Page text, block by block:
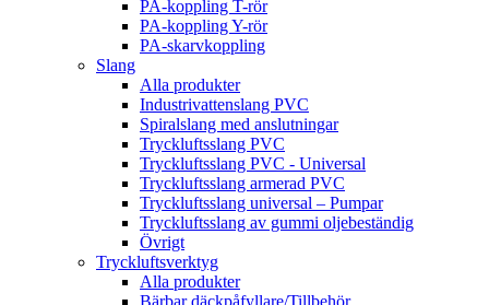
PA-koppling T-rör
PA-koppling Y-rör
PA-skarvkoppling
Slang
Alla produkter
Industrivattenslang PVC
Spiralslang med anslutningar
Tryckluftsslang PVC
Tryckluftsslang PVC - Universal
Tryckluftsslang armerad PVC
Tryckluftsslang universal – Pumpar
Tryckluftsslang av gummi oljebeständig
Övrigt
Tryckluftsverktyg
Alla produkter
Bärbar däckpåfyllare/Tillbehör